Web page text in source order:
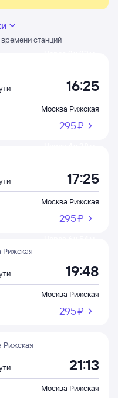
станций
16:25
Москва Рижская
295 ⁠₽
17:25
Москва Рижская
295 ⁠₽
Рижская
19:48
Москва Рижская
295 ⁠₽
Рижская
21:13
Москва Рижская